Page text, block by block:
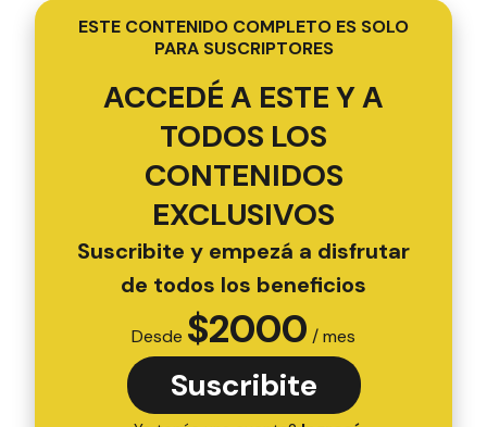
ESTE CONTENIDO COMPLETO ES SOLO
PARA SUSCRIPTORES
ACCEDÉ A ESTE Y A
TODOS LOS
CONTENIDOS
EXCLUSIVOS
Suscribite y empezá a disfrutar
de todos los beneficios
Desde $2000 / mes
Suscribite